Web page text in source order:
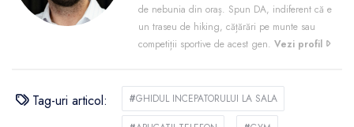
de nebunia din oraș. Spun DA, indiferent că e
un traseu de hiking, cățărări pe munte sau
competiții sportive de acest gen. Vezi profil
Tag-uri articol: #GHIDUL INCEPATORULUI LA SALA